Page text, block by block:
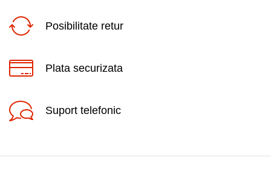
Posibilitate retur
Plata securizata
Suport telefonic